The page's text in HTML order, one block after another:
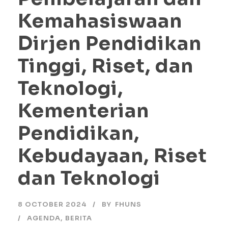
Kemahasiswaan
Dirjen Pendidikan
Tinggi, Riset, dan
Teknologi,
Kementerian
Pendidikan,
Kebudayaan, Riset
dan Teknologi
8 OCTOBER 2024 BY FHUNS
AGENDA, BERITA